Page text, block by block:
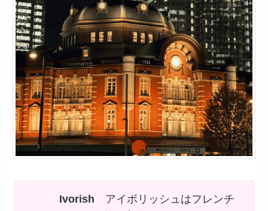
Ivorish アイボリッシュはフレンチ